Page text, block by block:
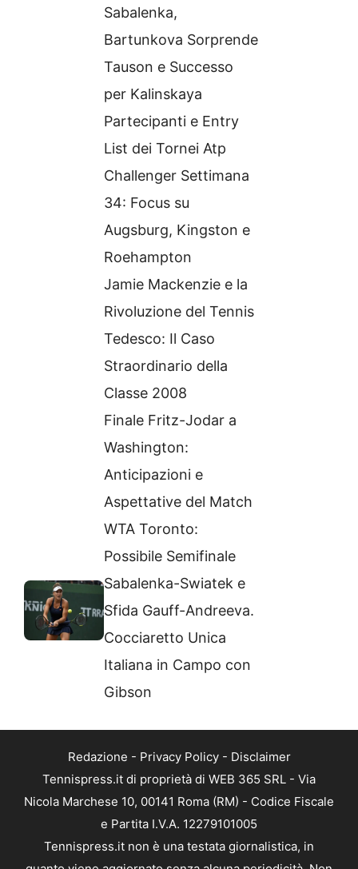
Sabalenka,
Bartunkova Sorprende
Tauson e Successo
per Kalinskaya
Partecipanti e Entry
List dei Tornei Atp
Challenger Settimana
34: Focus su
Augsburg, Kingston e
Roehampton
Jamie Mackenzie e la
Rivoluzione del Tennis
Tedesco: Il Caso
Straordinario della
Classe 2008
Finale Fritz-Jodar a
Washington:
Anticipazioni e
Aspettative del Match
WTA Toronto:
Possibile Semifinale
Sabalenka-Swiatek e
Sfida Gauff-Andreeva.
Cocciaretto Unica
Italiana in Campo con
Gibson
Redazione - Privacy Policy- Disclaimer
Tennispress.it di proprietà di WEB 365 SRL - Via
Nicola Marchese 10, 00141 Roma (RM) - Codice Fiscale
e Partita I.V.A. 12279101005
Tennispress.it non è una testata giornalistica, in